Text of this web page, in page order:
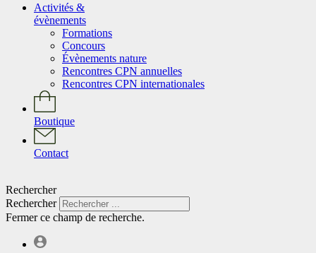
Activités &
évènements
Formations
Concours
Évènements nature
Rencontres CPN annuelles
Rencontres CPN internationales
Boutique
Contact
Rechercher
Rechercher
Fermer ce champ de recherche.